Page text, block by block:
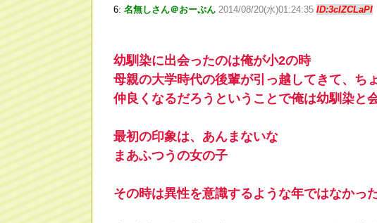
6: 名無しさん＠おーぷん 2014/08/20(水)01:24:35 ID:3cIZCLaPI
幼馴染に出会ったのは俺が小2の時
母親の大学時代の後輩が引っ越してきて、ち
仲良くなるだろうということで俺は幼馴染と
最初の印象は、あんまないな
まあふつうの女の子
その時は異性を意識するような年ではなかっ